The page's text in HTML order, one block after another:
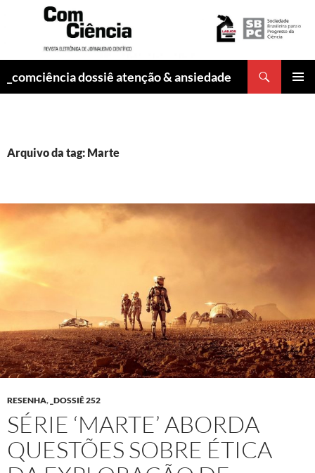
_comciência dossiê atenção & ansiedade
Arquivo da tag: Marte
RESENHA, _DOSSIÊ 252
SÉRIE ‘MARTE’ ABORDA
QUESTÕES SOBRE ÉTICA